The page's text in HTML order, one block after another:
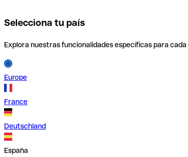
Selecciona tu país
Explora nuestras funcionalidades específicas para
Europe
France
Deutschland
España